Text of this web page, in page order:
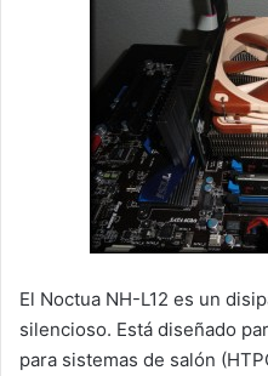
El Noctua NH-L12 es un
silencioso. Está diseñado
para sistemas de salón